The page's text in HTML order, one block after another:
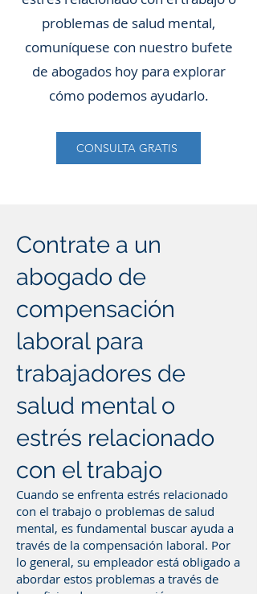
problemas de salud mental,
comuníquese con nuestro bufete
de abogados hoy para explorar
cómo podemos ayudarlo.
CONSULTA GRATIS
Contrate a un
abogado de
compensación
laboral para
trabajadores de
salud mental o
estrés relacionado
con el trabajo
Cuando se enfrenta estrés relacionado
con el trabajo o problemas de salud
mental, es fundamental buscar ayuda a
través de la compensación laboral. Por
lo general, su empleador está obligado a
abordar estos problemas a través de